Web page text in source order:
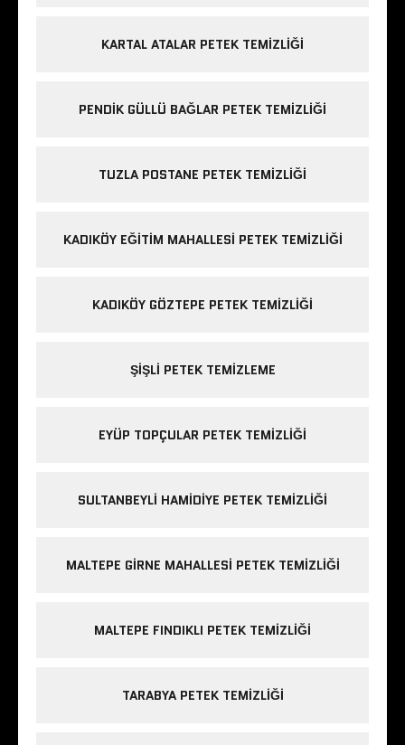
KARTAL ATALAR PETEK TEMIZLIĞI
PENDIK GÜLLÜ BAĞLAR PETEK TEMIZLIĞI
TUZLA POSTANE PETEK TEMIZLIĞI
KADIKÖY EĞITIM MAHALLESI PETEK TEMIZLIĞI
KADIKÖY GÖZTEPE PETEK TEMIZLIĞI
ŞIŞLI PETEK TEMIZLEME
EYÜP TOPÇULAR PETEK TEMIZLIĞI
SULTANBEYLI HAMIDIYE PETEK TEMIZLIĞI
MALTEPE GIRNE MAHALLESI PETEK TEMIZLIĞI
MALTEPE FINDIKLI PETEK TEMIZLIĞI
TARABYA PETEK TEMIZLIĞI